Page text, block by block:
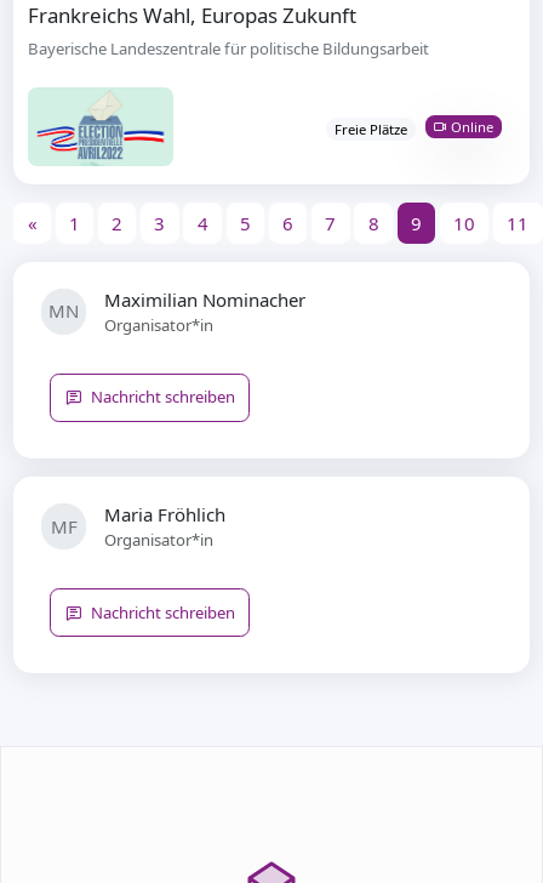
Frankreichs Wahl, Europas Zukunft
Bayerische Landeszentrale für politische Bildungsarbeit
Freie Plätze Online
« 1 2 3 4 5 6 7 8 9 10 11
MN Maximilian Nominacher
Organisator*in
Nachricht schreiben
MF Maria Fröhlich
Organisator*in
Nachricht schreiben